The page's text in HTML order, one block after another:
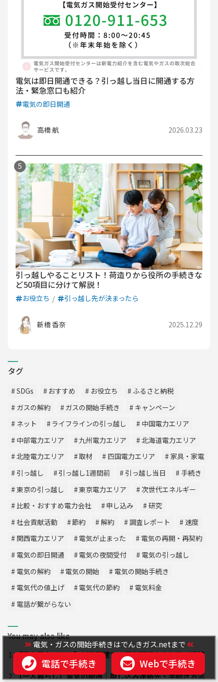
電気は即日開通できる？引っ越し当日に開通する方
法・緊急窓口も紹介
電気の即日開通
高橋 航 2026.03.23
引っ越しやることリスト！荷造りから役所の手続きな
ど50項目に分けて解説！
お役立ち 引っ越し先が決まったら
新橋 香奈 2025.12.29
タグ
SDGs おすすめ お役立ち
ふるさと納税
ガスの解約
ガスの開始手続き
キャンペーン
ネット
ライフラインの引っ越し
中国電力エリア
中部電力エリア
九州電力エリア
北海道電力エリア
北陸電力エリア
取材 四国電力エリア
家具・家電
引っ越し
引っ越し1週間前 引っ越し当日
手続き
東京の引っ越し
東京電力エリア
次世代エネルギー
比較・おすすめ電力会社
申し込み
研究
社会貢献活動
節約 解約 調査レポート
速度
関西電力エリア
電気が止まった
電気の再開・再契約
電気の即日開通
電気の夜間受付
電気の引っ越し
電気の解約
電気の開始
電気の開始手続き
電気代の値上げ
電気代の節約
電気料金
電話が繋がらない
You may also like
【東京電力エリア】新築戸建ての電気開通｜申し込み連絡
先・契約の流れ
【一人暮らし】電気の開通｜申し込み連絡先・手続き方法
電気・ガスの開始手続きはでんきガス.netまで
電話で手続き Webで手続き